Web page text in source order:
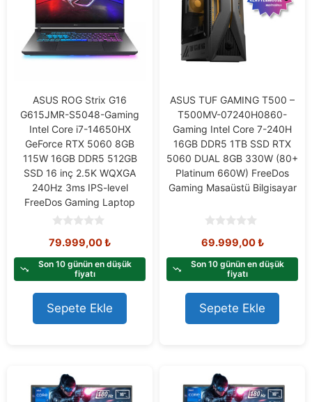
ASUS ROG Strix G16
G615JMR-S5048-Gaming
Intel Core i7-14650HX
GeForce RTX 5060 8GB
115W 16GB DDR5 512GB
SSD 16 inç 2.5K WQXGA
240Hz 3ms IPS-level
FreeDos Gaming Laptop
o
t
f
5
79.999,00₺
Son 10 günün en düşük
fiyatı
Sepete Ekle
ASUS TUF GAMING T500 –
T500MV-07240H0860-
Gaming Intel Core 7-240H
16GB DDR5 1TB SSD RTX
5060 DUAL 8GB 330W (80+
Platinum 660W) FreeDos
Gaming Masaüstü Bilgisayar
o
t
f
5
69.999,00₺
Son 10 günün en düşük
fiyatı
Sepete Ekle